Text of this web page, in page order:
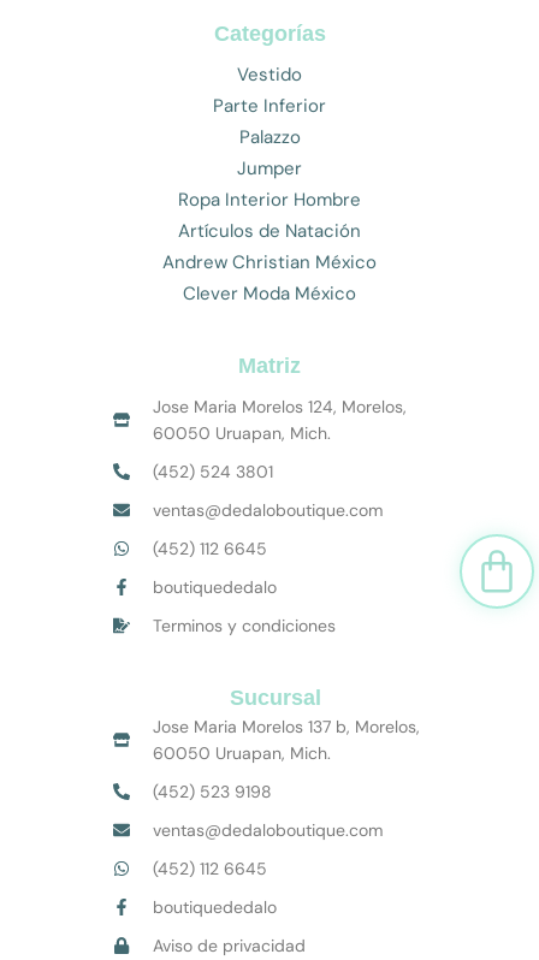
Categorías
Vestido
Parte Inferior
Palazzo
Jumper
Ropa Interior Hombre
Artículos de Natación
Andrew Christian México
Clever Moda México
Matriz
Jose Maria Morelos 124, Morelos,
60050 Uruapan, Mich.
(452) 524 3801
ventas@dedaloboutique.com
(452) 112 6645
boutiquededalo
Terminos y condiciones
Sucursal
Jose Maria Morelos 137 b, Morelos,
60050 Uruapan, Mich.
(452) 523 9198
ventas@dedaloboutique.com
(452) 112 6645
boutiquededalo
Aviso de privacidad